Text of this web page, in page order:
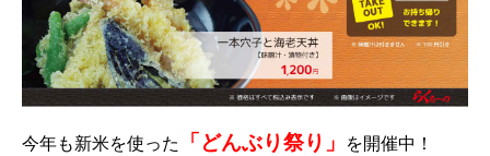
今年も新米を使った 「どんぶり祭り」
を開催中！